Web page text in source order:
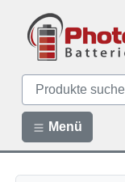
Menü